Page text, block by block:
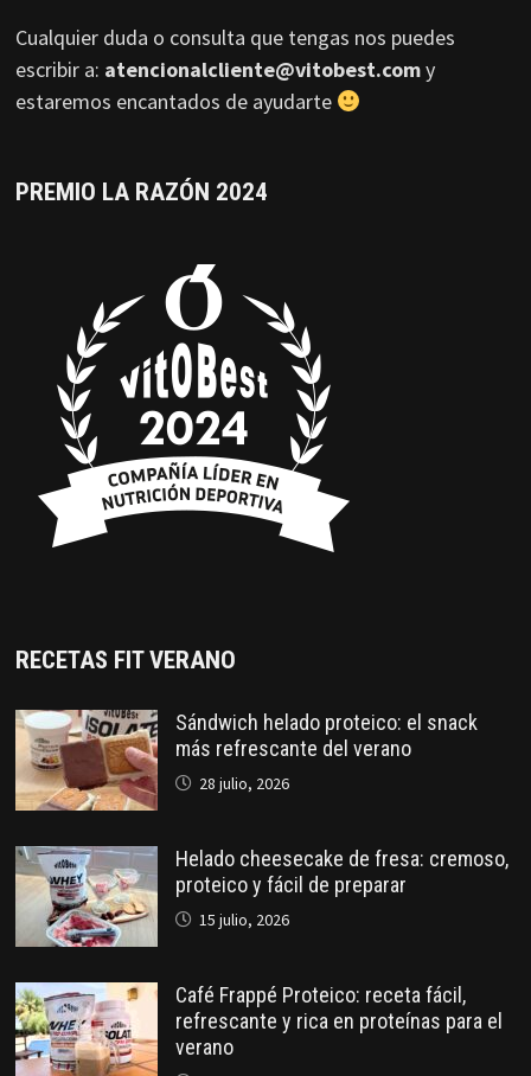
Cualquier duda o consulta que tengas nos puedes
escribir a: atencionalcliente@vitobest.comy
estaremos encantados de ayudarte
PREMIO LA RAZÓN 2024
RECETAS FIT VERANO
Sándwich helado proteico: el snack
más refrescante del verano
28 julio, 2026
Helado cheesecake de fresa: cremoso,
proteico y fácil de preparar
15 julio, 2026
Café Frappé Proteico: receta fácil,
refrescante y rica en proteínas para el
verano